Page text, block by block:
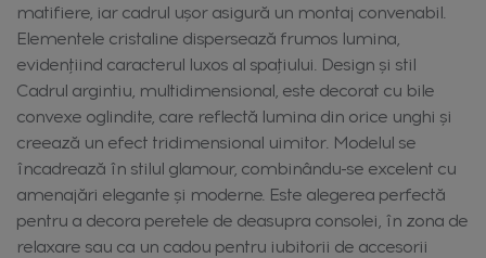
matifiere, iar cadrul ușor asigură un montaj convenabil.
Elementele cristaline dispersează frumos lumina,
evidențiind caracterul luxos al spațiului. Design și stil
Cadrul argintiu, multidimensional, este decorat cu bile
convexe oglindite, care reflectă lumina din orice unghi și
creează un efect tridimensional uimitor. Modelul se
încadrează în stilul glamour, combinându-se excelent cu
amenajări elegante și moderne. Este alegerea perfectă
pentru a decora peretele de deasupra consolei, în zona de
relaxare sau ca un cadou pentru iubitorii de accesorii